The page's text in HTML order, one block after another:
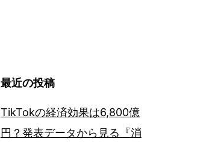
最近の投稿
TikTokの経済効果は6,800億
円？発表データから見る『消